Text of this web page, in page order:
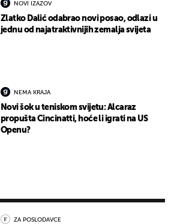
NOVI IZAZOV
Zlatko Dalić odabrao novi posao, odlazi u
jednu od najatraktivnijih zemalja svijeta
NEMA KRAJA
Novi šok u teniskom svijetu: Alcaraz
propušta Cincinatti, hoće li igrati na US
Openu?
ZA POSLODAVCE